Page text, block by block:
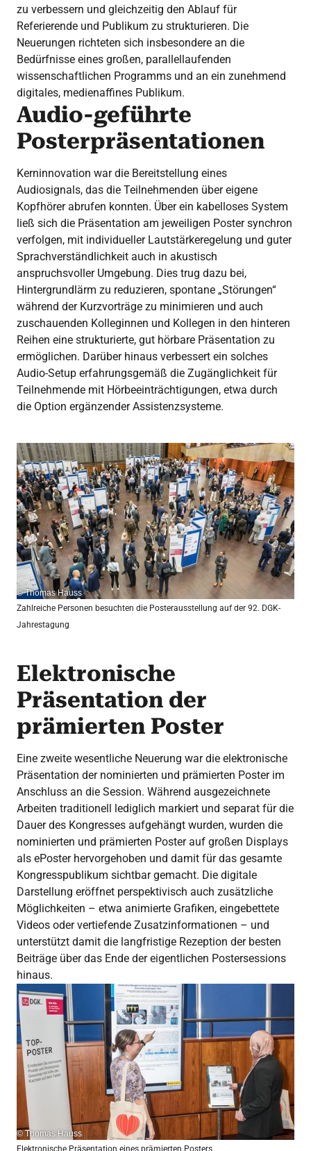
zu verbessern und gleichzeitig den Ablauf für
Referierende und Publikum zu strukturieren. Die
Neuerungen richteten sich insbesondere an die
Bedürfnisse eines großen, parallellaufenden
wissenschaftlichen Programms und an ein zunehmend
digitales, medienaffines Publikum.
Audio-geführte
Posterpräsentationen
Kerninnovation war die Bereitstellung eines
Audiosignals, das die Teilnehmenden über eigene
Kopfhörer abrufen konnten. Über ein kabelloses System
ließ sich die Präsentation am jeweiligen Poster synchron
verfolgen, mit individueller Lautstärkeregelung und guter
Sprachverständlichkeit auch in akustisch
anspruchsvoller Umgebung. Dies trug dazu bei,
Hintergrundlärm zu reduzieren, spontane „Störungen“
während der Kurzvorträge zu minimieren und auch
zuschauenden Kolleginnen und Kollegen in den hinteren
Reihen eine strukturierte, gut hörbare Präsentation zu
ermöglichen. Darüber hinaus verbessert ein solches
Audio-Setup erfahrungsgemäß die Zugänglichkeit für
Teilnehmende mit Hörbeeinträchtigungen, etwa durch
die Option ergänzender Assistenzsysteme.
© Thomas Hauss
Zahlreiche Personen besuchten die Posterausstellung auf der 92. DGK-
Jahrestagung
Elektronische
Präsentation der
prämierten Poster
Eine zweite wesentliche Neuerung war die elektronische
Präsentation der nominierten und prämierten Poster im
Anschluss an die Session. Während ausgezeichnete
Arbeiten traditionell lediglich markiert und separat für die
Dauer des Kongresses aufgehängt wurden, wurden die
nominierten und prämierten Poster auf großen Displays
als ePoster hervorgehoben und damit für das gesamte
Kongresspublikum sichtbar gemacht. Die digitale
Darstellung eröffnet perspektivisch auch zusätzliche
Möglichkeiten – etwa animierte Grafiken, eingebettete
Videos oder vertiefende Zusatzinformationen – und
unterstützt damit die langfristige Rezeption der besten
Beiträge über das Ende der eigentlichen Postersessions
hinaus.
© Thomas Hauss
Elektronische Präsentation eines prämierten Posters